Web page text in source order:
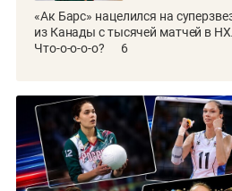
«Ак Барс» нацелился на
из Канады с тысячей матчей в
Что-о-о-о-о?
6